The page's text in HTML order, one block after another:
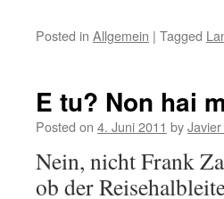
Posted in Allgemein | Tagged
E tu? Non hai
Posted on 4. Juni 2011 by
Nein, nicht Frank
ob der